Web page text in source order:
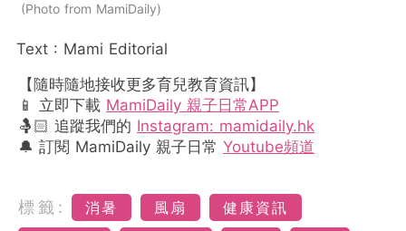
Photo from MamiDaily
Text : Mami Editorial
【隨時隨地接收更多育兒教育資訊】
📱 立即下載 MamiDaily 親子日常APP
🤱🏻 追蹤我們的 Instagram: mamidaily.hk
🔔 訂閱 MamiDaily 親子日常 Youtube頻道
標籤: 消暑 風扇
健康資訊